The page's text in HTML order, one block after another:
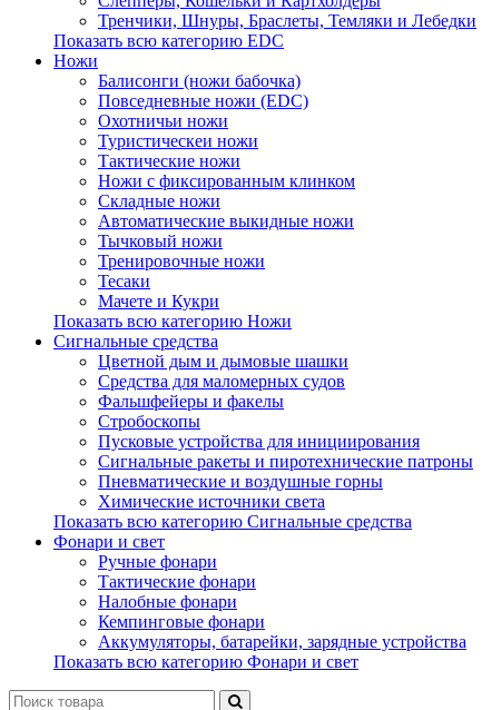
Тренчики, Шнуры, Браслеты, Темляки и Лебедки
Показать всю категорию EDC
Ножи
Балисонги (ножи бабочка)
Повседневные ножи (EDC)
Охотничьи ножи
Туристическеи ножи
Тактические ножи
Ножи с фиксированным клинком
Складные ножи
Автоматические выкидные ножи
Тычковый ножи
Тренировочные ножи
Тесаки
Мачете и Кукри
Показать всю категорию Ножи
Сигнальные средства
Цветной дым и дымовые шашки
Средства для маломерных судов
Фальшфейеры и факелы
Стробоскопы
Пусковые устройства для инициирования
Сигнальные ракеты и пиротехнические патроны
Пневматические и воздушные горны
Химические источники света
Показать всю категорию Сигнальные средства
Фонари и свет
Ручные фонари
Тактические фонари
Налобные фонари
Кемпинговые фонари
Аккумуляторы, батарейки, зарядные устройства
Показать всю категорию Фонари и свет